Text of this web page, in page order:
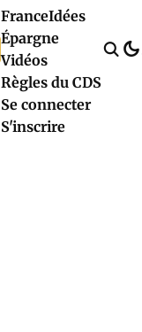
FranceIdées
Épargne
Vidéos
Règles du CDS
Se connecter
S'inscrire